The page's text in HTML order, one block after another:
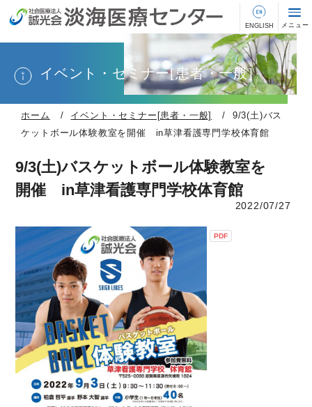
イベント・セミナー[患者・一般]
ホーム イベント・セミナー[患者・一般]
9/3(土)バス
ケットボール体験教室を開催 in草津看護専門学校体育館
9/3(土)バスケットボール体験教室を
開催 in草津看護専門学校体育館
2022/07/27